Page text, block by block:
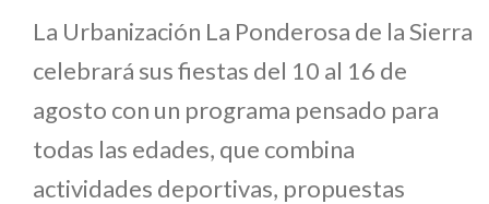
La Urbanización La Ponderosa de la Sierra
celebrará sus fiestas del 10 al 16 de
agosto con un programa pensado para
todas las edades, que combina
actividades deportivas, propuestas